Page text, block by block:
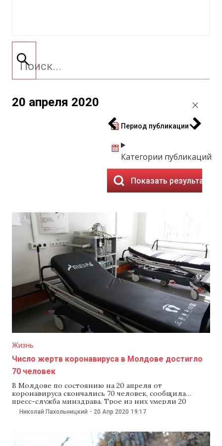
20 апреля 2020
Период публикации
Категории публикаций
Показать результаты
Жизнь
Число жертв коронавируса в Молдове достигло
70 человек
В Молдове по состоянию на 20 апреля от
коронавируса скончались 70 человек, сообщила
пресс-служба минздрава. Трое из них умерли 20
апреля. Речь идет о 62-летнем жителе Тирасполя. Он
находился на лечении с 9 апреля. У погибшего была
ишемической болезнью сердца и артериальной
гипертонией. Его перевели в
Николай Пахольницкий - 20 Апр 2020 19:17